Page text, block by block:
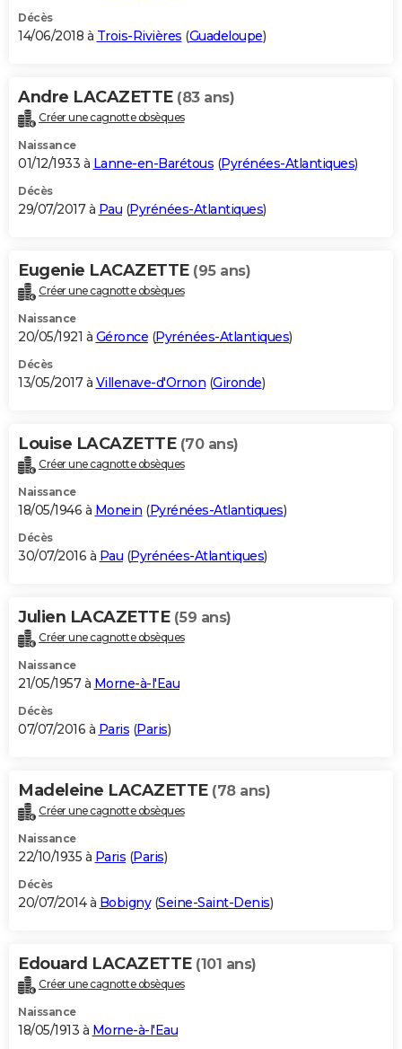
Décès
14/06/2018 à Trois-Rivières (Guadeloupe)
Andre LACAZETTE (83 ans)
Créer une cagnotte obsèques
Naissance
01/12/1933 à Lanne-en-Barétous (Pyrénées-Atlantiques)
Décès
29/07/2017 à Pau (Pyrénées-Atlantiques)
Eugenie LACAZETTE (95 ans)
Créer une cagnotte obsèques
Naissance
20/05/1921 à Géronce (Pyrénées-Atlantiques)
Décès
13/05/2017 à Villenave-d'Ornon (Gironde)
Louise LACAZETTE (70 ans)
Créer une cagnotte obsèques
Naissance
18/05/1946 à Monein (Pyrénées-Atlantiques)
Décès
30/07/2016 à Pau (Pyrénées-Atlantiques)
Julien LACAZETTE (59 ans)
Créer une cagnotte obsèques
Naissance
21/05/1957 à Morne-à-l'Eau
Décès
07/07/2016 à Paris (Paris)
Madeleine LACAZETTE (78 ans)
Créer une cagnotte obsèques
Naissance
22/10/1935 à Paris (Paris)
Décès
20/07/2014 à Bobigny(Seine-Saint-Denis)
Edouard LACAZETTE (101 ans)
Créer une cagnotte obsèques
Naissance
18/05/1913 à Morne-à-l'Eau